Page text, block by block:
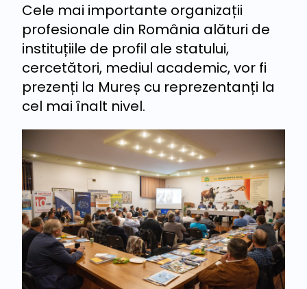
Cele mai importante organizații
profesionale din România alături de
instituțiile de profil ale statului,
cercetători, mediul academic, vor fi
prezenți la Mureș cu reprezentanți la
cel mai înalt nivel.